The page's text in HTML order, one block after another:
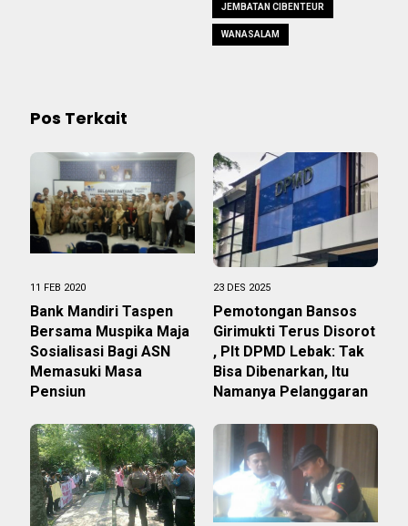
JEMBATAN CIBENTEUR
WANASALAM
Pos Terkait
11 FEB 2020
Bank Mandiri Taspen
Bersama Muspika Maja
Sosialisasi Bagi ASN
Memasuki Masa
Pensiun
23 DES 2025
Pemotongan Bansos
Girimukti Terus Disorot
, Plt DPMD Lebak: Tak
Bisa Dibenarkan, Itu
Namanya Pelanggaran